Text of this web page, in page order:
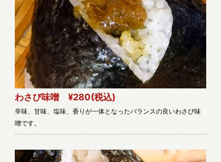
わさび味噌 ¥280(税込)
辛味、甘味、塩味、香りが一体となったバランスの良いわさび味
噌です。